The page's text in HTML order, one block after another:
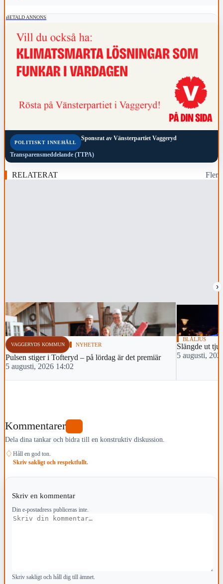
BETALD ANNONS
POLITISKT INNEHÅLL
Sponsrat av Vänsterpartiet Vaggeryd
Transparensmeddelande (TTPA)
RELATERAT Fler
›
VAGGERYDS KOMMUN NYHETER
Pulsen stiger i Tofteryd – på lördag är det premiär
5 augusti, 2026 14:02
BLÅLJUS
Slängde ut
5 augusti,
Kommentarer
Dela dina tankar och bidra till en konstruktiv diskussion.
♢ Håll en god ton.
Skriv sakligt och respektfullt.
Skriv en kommentar
Din e-postadress publiceras inte.
Kommentar
Skriv sakligt och håll dig till ämnet.